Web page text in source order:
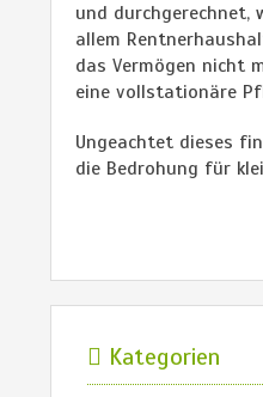
und durchgerechnet,
allem
das Vermögen nicht
eine vollstationäre
Ungeachtet dieses
die Bedrohung für
Kategorien